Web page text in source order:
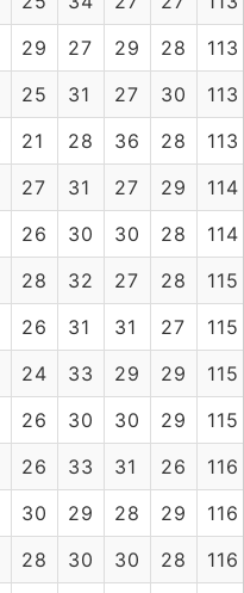
29 27 29 28
113
25 31 27 30
113
21 28 36 28
113
27 31 27 29
114
26 30 30 28
114
28 32 27 28
115
26 31 31 27
115
24 33 29 29
115
26 30 30 29
115
26 33 31 26
116
30 29 28 29
116
28 30 30 28
116